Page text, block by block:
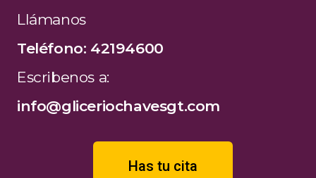
Llámanos
Teléfono: 42194600
Escribenos a:
info@gliceriochavesgt.com
Has tu cita